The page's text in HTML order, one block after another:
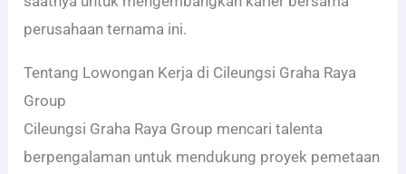
perusahaan ternama ini.
Tentang Lowongan Kerja di Cileungsi Graha Raya
Group
Cileungsi Graha Raya Group mencari talenta
berpengalaman untuk mendukung proyek pemetaan